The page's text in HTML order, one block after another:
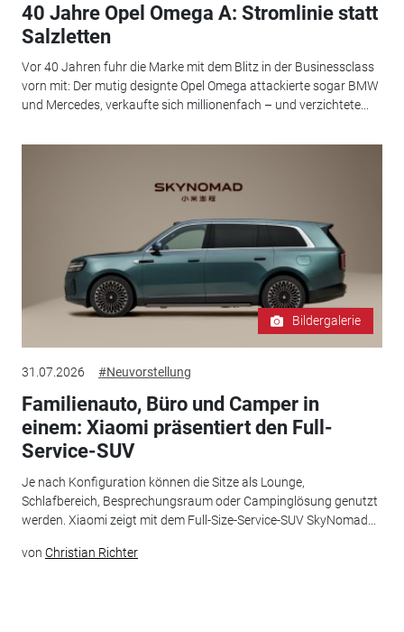
40 Jahre Opel Omega A: Stromlinie statt
Salzletten
Vor 40 Jahren fuhr die Marke mit dem Blitz in der Businessclass
vorn mit: Der mutig designte Opel Omega attackierte sogar BMW
und Mercedes, verkaufte sich millionenfach – und verzichtete...
Bildergalerie
31.07.2026 #Neuvorstellung
Familienauto, Büro und Camper in
einem: Xiaomi präsentiert den Full-
Service-SUV
Je nach Konfiguration können die Sitze als Lounge,
Schlafbereich, Besprechungsraum oder Campinglösung genutzt
werden. Xiaomi zeigt mit dem Full-Size-Service-SUV SkyNomad...
von Christian Richter